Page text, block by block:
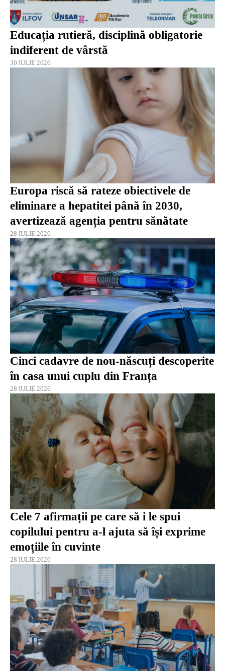
Educația rutieră, disciplină obligatorie
indiferent de vârstă
30 IULIE 2026
Europa riscă să rateze obiectivele de
eliminare a hepatitei până în 2030,
avertizează agenția pentru sănătate
28 IULIE 2026
Cinci cadavre de nou-născuți descoperite
în casa unui cuplu din Franța
28 IULIE 2026
Cele 7 afirmații pe care să i le spui
copilului pentru a-l ajuta să își exprime
emoțiile în cuvinte
28 IULIE 2026